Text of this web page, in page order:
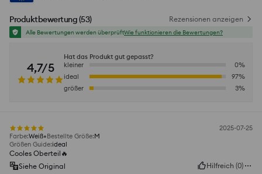
Produktbewertung(53) Rezensionen anzeigen
Alle Bewertungen werden überprüftWie funktionieren die Bewertungen?
4,7/5
Hat das Produkt gut gepasst?
kleiner
0%
ideal
97%
größer
3%
2025-07-25
Farbe:Weiß Bestellte Größe:M
Größen Guide:ideal
Cooles Oberteil🔥
Siehe Original
Hilfreich (0)